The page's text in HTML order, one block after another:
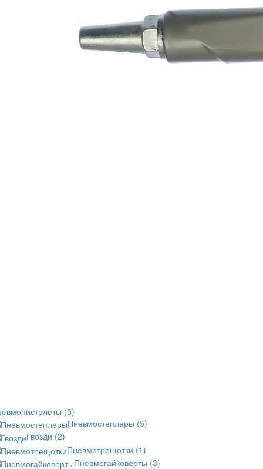
(5)
Пневмостеплеры (5)
Гвозди (2)
Пневмотрещотки (1)
Пневмогайковерты (3)